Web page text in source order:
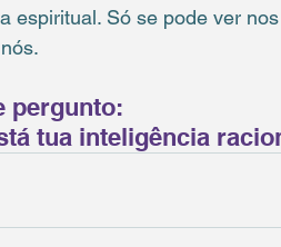
espiritual. Só se pode ver
pergunto:
tua inteligência